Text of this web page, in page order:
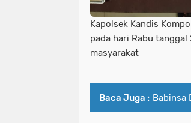
Kapolsek Kandis
pada hari Rabu
masyarakat
Baca Juga : Babinsa